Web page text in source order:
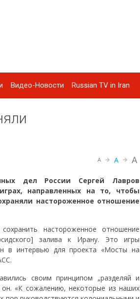
Видео-Новости Russian TV in Iran
A A A
дел России Сергей Лавров
направленных на то, чтобы
настороженное отношение
настороженное отношение
залива к Ирану. Это игры
в интервью для проекта «Мосты на
своим принципом „разделяй и
он. «К сожалению, некоторые из наших